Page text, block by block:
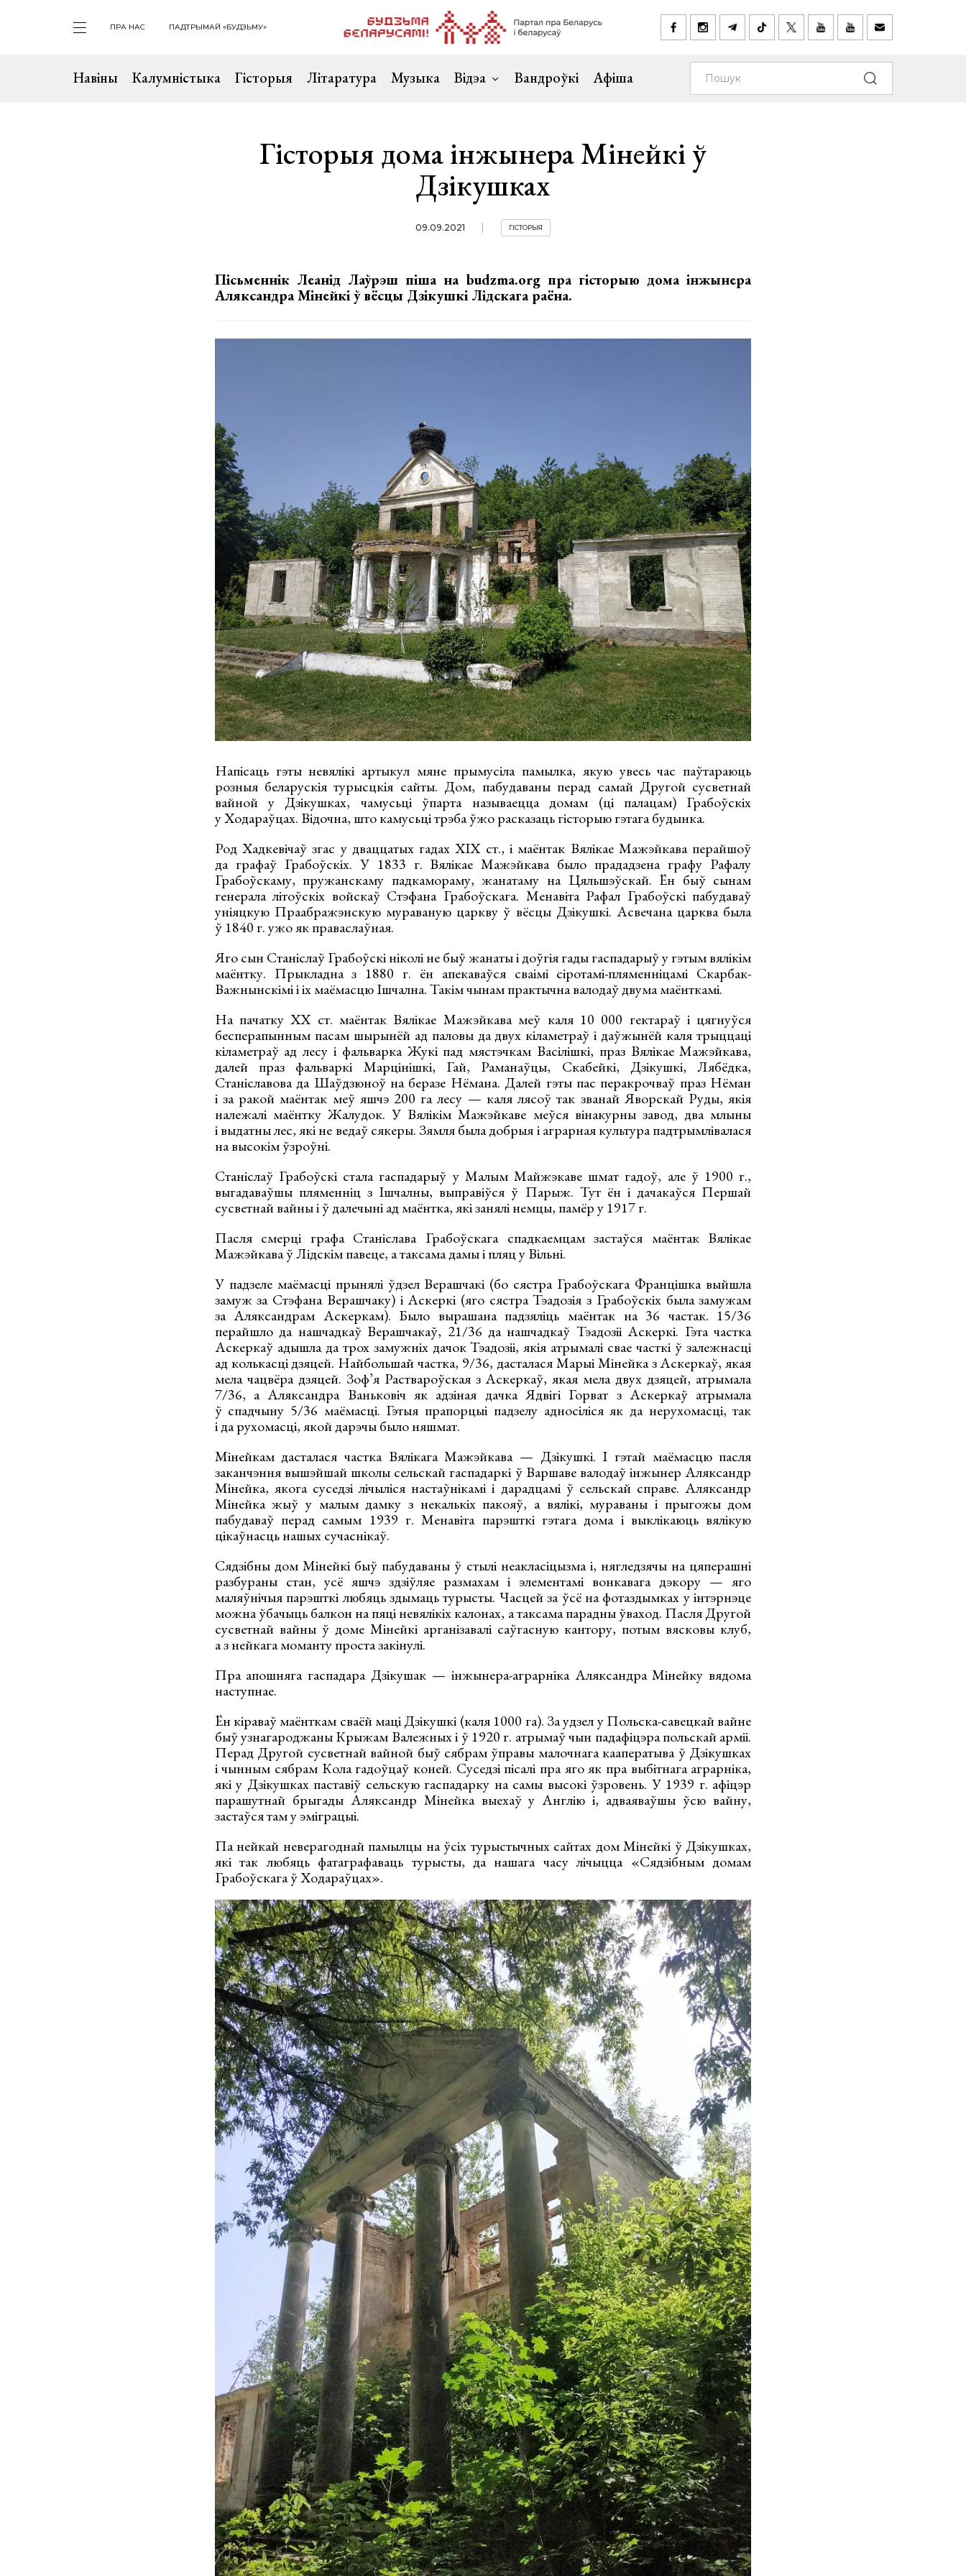
ПРА НАС ПАДТРЫМАЙ «БУДЗЬМУ»
Навіны Калумністыка Гісторыя Літаратура Музыка Відэа Вандроўкі Афіша
Гісторыя дома інжынера Мінейкі ў
Дзікушках
09.09.2021 ГІСТОРЫЯ
Пісьменнік Леанід Лаўрэш піша на budzma.org пра гісторыю дома інжынера
Аляксандра Мінейкі ў вёсцы Дзікушкі Лідскага раёна.
Напісаць гэты невялікі артыкул мяне прымусіла памылка, якую увесь час паўтараюць
розныя беларускія турысцкія сайты. Дом, пабудаваны перад самай Другой сусветнай
вайной у Дзікушках, чамусьці ўпарта называецца домам (ці палацам) Грабоўскіх
у Ходараўцах. Відочна, што камусьці трэба ўжо расказаць гісторыю гэтага будынка.
Род Хадкевічаў згас у дваццатых гадах XIX ст., і маёнтак Вялікае Мажэйкава перайшоў
да графаў Грабоўскіх. У 1833 г. Вялікае Мажэйкава было прададзена графу Рафалу
Грабоўскаму, пружанскаму падкамораму, жанатаму на Цяльшэўскай. Ён быў сынам
генерала літоўскіх войскаў Стэфана Грабоўскага. Менавіта Рафал Грабоўскі пабудаваў
уніяцкую Праабражэнскую мураваную царкву ў вёсцы Дзікушкі. Асвечана царква была
ў 1840 г. ужо як праваслаўная.
Яго сын Станіслаў Грабоўскі ніколі не быў жанаты і доўгія гады гаспадарыў у гэтым вялікім
маёнтку. Прыкладна з 1880 г. ён апекаваўся сваімі сіротамі-пляменніцамі Скарбак-
Важнынскімі і іх маёмасцю Ішчална. Такім чынам практычна валодаў двума маёнткамі.
На пачатку XX ст. маёнтак Вялікае Мажэйкава меў каля 10 000 гектараў і цягнуўся
бесперапынным пасам шырынёй ад паловы да двух кіламетраў і даўжынёй каля трыццаці
кіламетраў ад лесу і фальварка Жукі пад мястэчкам Васілішкі, праз Вялікае Мажэйкава,
далей праз фальваркі Марцінішкі, Гай, Раманаўцы, Скабейкі, Дзікушкі, Лябёдка,
Станіславова да Шаўдзюноў на беразе Нёмана. Далей гэты пас перакрочваў праз Нёман
і за ракой маёнтак меў яшчэ 200 га лесу — каля лясоў так званай Яворскай Руды, якія
належалі маёнтку Жалудок. У Вялікім Мажэйкаве меўся вінакурны завод, два млыны
і выдатны лес, які не ведаў сякеры. Зямля была добрыя і аграрная культура падтрымлівалася
на высокім ўзроўні.
Станіслаў Грабоўскі стала гаспадарыў у Малым Майжэкаве шмат гадоў, але ў 1900 г.,
выгадаваўшы пляменніц з Ішчалны, выправіўся ў Парыж. Тут ён і дачакаўся Першай
сусветнай вайны і ў далечыні ад маёнтка, які занялі немцы, памёр у 1917 г.
Пасля смерці графа Станіслава Грабоўскага спадкаемцам застаўся маёнтак Вялікае
Мажэйкава ў Лідскім павеце, а таксама дамы і пляц у Вільні.
У падзеле маёмасці прынялі ўдзел Верашчакі (бо сястра Грабоўскага Францішка выйшла
замуж за Стэфана Верашчаку) і Аскеркі (яго сястра Тэадозія з Грабоўскіх была замужам
за Аляксандрам Аскеркам). Было вырашана падзяліць маёнтак на 36 частак. 15/36
перайшло да нашчадкаў Верашчакаў, 21/36 да нашчадкаў Тэадозіі Аскеркі. Гэта частка
Аскеркаў адышла да трох замужніх дачок Тэадозіі, якія атрымалі свае часткі ў залежнасці
ад колькасці дзяцей. Найбольшай частка, 9/36, дасталася Марыі Мінейка з Аскеркаў, якая
мела чацвёра дзяцей. Зоф’я Раствароўская з Аскеркаў, якая мела двух дзяцей, атрымала
7/36, а Аляксандра Ваньковіч як адзіная дачка Ядвігі Горват з Аскеркаў атрымала
ў спадчыну 5/36 маёмасці. Гэтыя прапорцыі падзелу адносіліся як да нерухомасці, так
і да рухомасці, якой дарэчы было няшмат.
Мінейкам дасталася частка Вялікага Мажэйкава — Дзікушкі. І гэтай маёмасцю пасля
заканчэння вышэйшай школы сельскай гаспадаркі ў Варшаве валодаў інжынер Аляксандр
Мінейка, якога суседзі лічыліся настаўнікамі і дарадцамі ў сельскай справе. Аляксандр
Мінейка жыў у малым дамку з некалькіх пакояў, а вялікі, мураваны і прыгожы дом
пабудаваў перад самым 1939 г. Менавіта парэшткі гэтага дома і выклікаюць вялікую
цікаўнасць нашых сучаснікаў.
Сядзібны дом Мінейкі быў пабудаваны ў стылі неакласіцызма і, нягледзячы на цяперашні
разбураны стан, усё яшчэ здзіўляе размахам і элементамі вонкавага дэкору — яго
маляўнічыя парэшткі любяць здымаць турысты. Часцей за ўсё на фотаздымках у інтэрнэце
можна ўбачыць балкон на пяці невялікіх калонах, а таксама парадны ўваход. Пасля Другой
сусветнай вайны ў доме Мінейкі арганізавалі саўгасную кантору, потым вясковы клуб,
а з нейкага моманту проста закінулі.
Пра апошняга гаспадара Дзікушак — інжынера-аграрніка Аляксандра Мінейку вядома
наступнае.
Ён кіраваў маёнткам сваёй маці Дзікушкі (каля 1000 га). За удзел у Польска-савецкай вайне
быў узнагароджаны Крыжам Валежных і ў 1920 г. атрымаў чын падафіцэра польскай арміі.
Перад Другой сусветнай вайной быў сябрам ўправы малочнага кааператыва ў Дзікушках
і чынным сябрам Кола гадоўцаў коней. Суседзі пісалі пра яго як пра выбітнага аграрніка,
які у Дзікушках паставіў сельскую гаспадарку на самы высокі ўзровень. У 1939 г. афіцэр
парашутнай брыгады Аляксандр Мінейка выехаў у Англію і, адваяваўшы ўсю вайну,
застаўся там у эміграцыі.
Па нейкай неверагоднай памылцы на ўсіх турыстычных сайтах дом Мінейкі ў Дзікушках,
які так любяць фатаграфаваць турысты, да нашага часу лічыцца «Сядзібным домам
Грабоўскага ў Ходараўцах».